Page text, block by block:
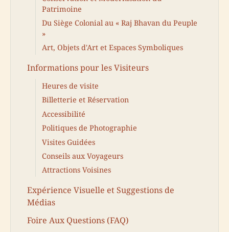
Patrimoine
Du Siège Colonial au « Raj Bhavan du Peuple
»
Art, Objets d'Art et Espaces Symboliques
Informations pour les Visiteurs
Heures de visite
Billetterie et Réservation
Accessibilité
Politiques de Photographie
Visites Guidées
Conseils aux Voyageurs
Attractions Voisines
Expérience Visuelle et Suggestions de
Médias
Foire Aux Questions (FAQ)